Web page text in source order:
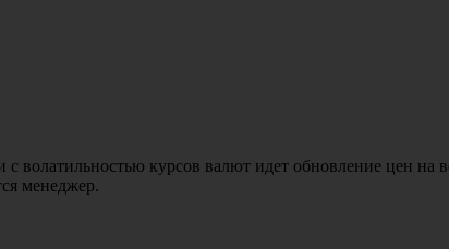
волатильностью курсов валют идет обновление цен на
менеджер.